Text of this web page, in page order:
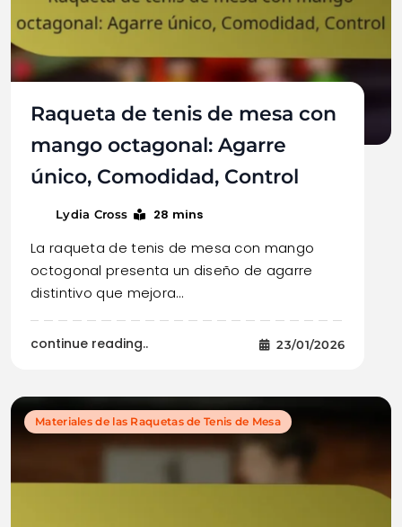
Raqueta de tenis de mesa con
mango octagonal: Agarre
único, Comodidad, Control
Lydia Cross 28 mins
La raqueta de tenis de mesa con mango
octogonal presenta un diseño de agarre
distintivo que mejora…
continue reading.. 23/01/2026
Materiales de las Raquetas de Tenis de Mesa